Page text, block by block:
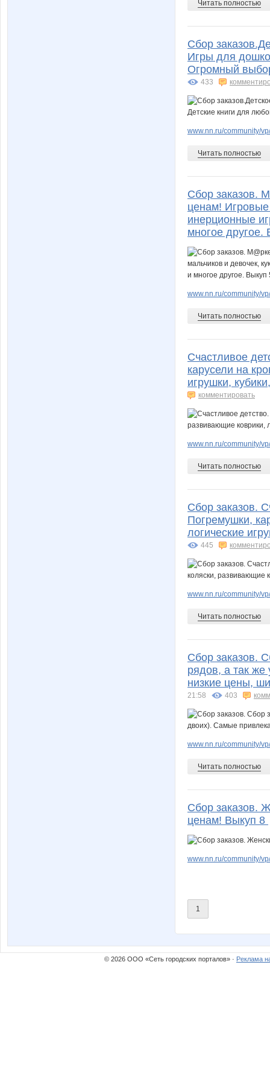
Читать полностью
Сбор
Игры для
Огромный
433
www.nn.ru/community/
Читать полностью
Сбор заказов.
ценам!
инерционные
многое
www.nn.ru/community/
Читать полностью
Счастливое
карусели на
игрушки,
комментировать
www.nn.ru/community/
Читать полностью
Сбор заказов.
Погремушки,
логические
445
www.nn.ru/community/
Читать полностью
Сбор заказов.
рядов, а так
низкие цены,
21:58 403
www.nn.ru/community/
Читать полностью
Сбор заказов.
ценам! Выкуп 8
www.nn.ru/community/
1
© 2026 ООО «Сеть городских порталов» · Реклама